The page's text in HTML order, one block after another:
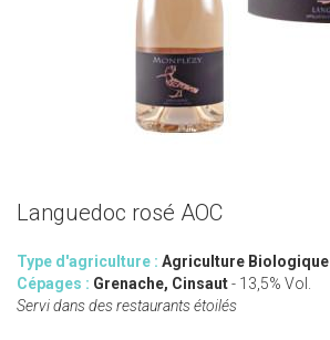
Languedoc rosé AOC
Type d'agriculture : Agriculture Biologique
Cépages : Grenache, Cinsaut- 13,5% Vol.
Servi dans des restaurants étoilés